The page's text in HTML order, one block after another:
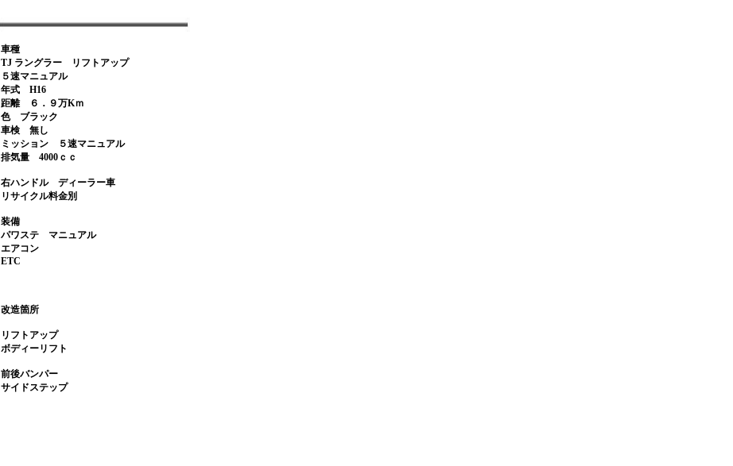
車種
TJ ラングラー リフトアップ
５速マニュアル
年式 H16
距離 ６．９万Kｍ
色 ブラック
車検 無し
ミッション ５速マニュアル
排気量 4000ｃｃ
右ハンドル ディーラー車
リサイクル料金別
装備
パワステ マニュアル
エアコン
ETC
改造箇所
リフトアップ
ボディーリフト
前後バンパー
サイドステップ